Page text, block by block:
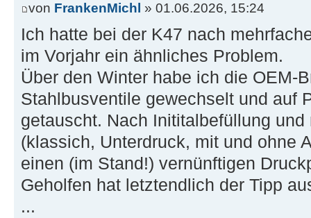
von FrankenMichl » 01.06.2026, 15:24
Ich hatte bei der K47 nach
im Vorjahr ein ähnliches Problem.
Über den Winter habe ich die OEM-
Stahlbusventile gewechselt und auf
getauscht. Nach Inititalbefüllung
(klassich, Unterdruck, mit und ohne
einen (im Stand!) vernünftigen
Geholfen hat letztendlich der Tipp
...